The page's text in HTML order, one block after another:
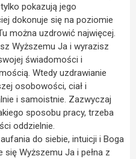
pokazują jego
dokonuje się na poziomie
można uzdrowić najwięcej.
Wyższemu Ja i wyrazisz
świadomości i
Wtedy uzdrawianie
osobowości, ciał i
i samoistnie. Zazwyczaj
sposobu pracy, trzeba
oddzielnie.
do siebie, intuicji i Boga
się Wyższemu Ja i pełna z